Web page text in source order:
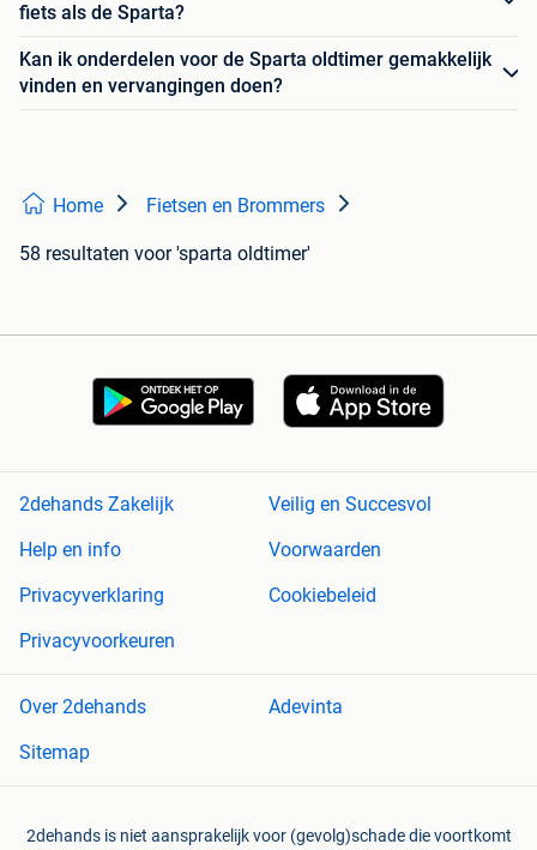
fiets als de Sparta?
Kan ik onderdelen voor de Sparta oldtimer gemakkelijk
vinden en vervangingen doen?
Home Fietsen en Brommers
58 resultaten voor 'sparta oldtimer'
2dehands Zakelijk
Veilig en Succesvol
Help en info
Voorwaarden
Privacyverklaring
Cookiebeleid
Privacyvoorkeuren
Over 2dehands
Adevinta
Sitemap
2dehands is niet aansprakelijk voor (gevolg)schade die voortkomt